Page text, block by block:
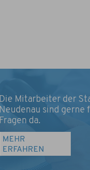
Die Mitarbeiter der
Neudenau sind gerne
Fragen da.
MEHR
ERFAHREN